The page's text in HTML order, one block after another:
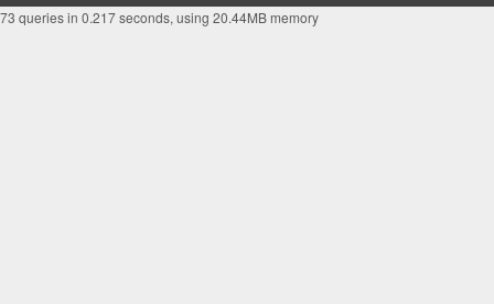
73 queries in 0.217 seconds, using 20.44MB memory